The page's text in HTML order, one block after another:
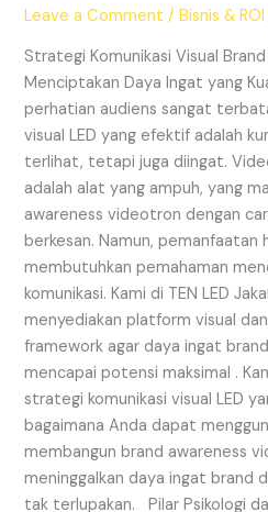
Leave a Comment /Bisnis & ROI
Strategi Komunikasi Visual
Menciptakan Daya Ingat yang
perhatian audiens sangat
visual LED yang efektif adalah
terlihat, tetapi juga diingat.
adalah alat yang ampuh, yang
awareness videotron dengan
berkesan. Namun, pemanfaatan
membutuhkan pemahaman
komunikasi. Kami di TEN LED
menyediakan platform visual
framework agar daya ingat
mencapai potensi maksimal .
strategi komunikasi visual LED
bagaimana Anda dapat
membangun brand awareness
meninggalkan daya ingat brand
tak terlupakan. Pilar Psikologi
Screen:
Daya
Ingat
yang
Kuat